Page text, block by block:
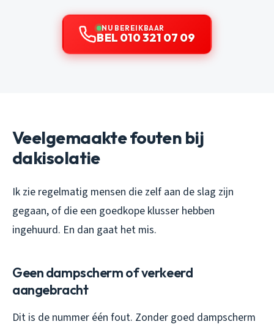
NU BEREIKBAAR
BEL 010 321 07 09
Veelgemaakte fouten bij
dakisolatie
Ik zie regelmatig mensen die zelf aan de slag zijn
gegaan, of die een goedkope klusser hebben
ingehuurd. En dan gaat het mis.
Geen dampscherm of verkeerd
aangebracht
Dit is de nummer één fout. Zonder goed dampscherm